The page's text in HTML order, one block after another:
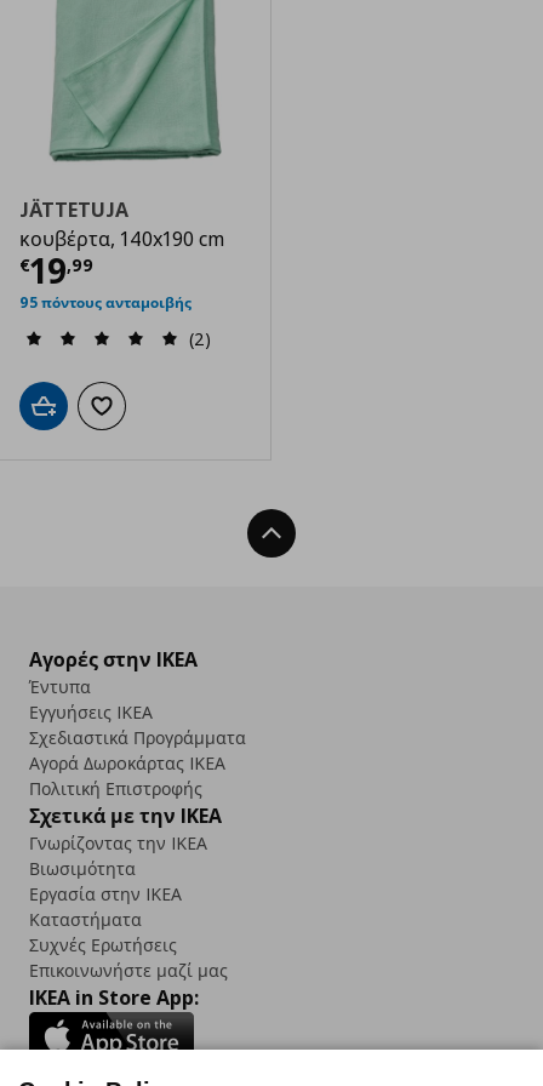
JÄTTETUJA
κουβέρτα, 140x190 cm
€19,99
Τρέχουσα τιμή
95 πόντους ανταμοιβής
(2)
Προσθήκη στο καλάθι
Προσθήκη στα αγαπημένα
Back To Top
Αγορές στην IKEA
Έντυπα
Εγγυήσεις IKEA
Σχεδιαστικά Προγράμματα
Αγορά Δωρoκάρτας IKEA
Πολιτική Επιστροφής
Σχετικά με την IKEA
Γνωρίζοντας την IKEA
Βιωσιμότητα
Εργασία στην IKEA
Καταστήματα
Συχνές Ερωτήσεις
Επικοινωνήστε μαζί μας
IKEA in Store App: